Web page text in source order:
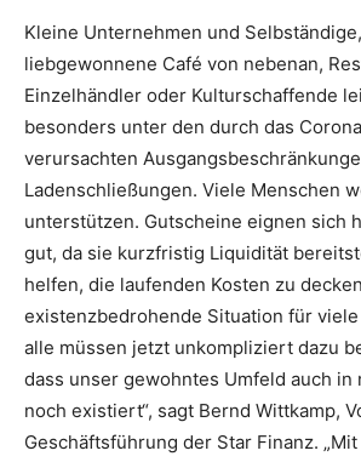
Kleine Unternehmen und
liebgewonnene Café von nebenan,
Einzelhändler oder Kulturschaffende
besonders unter den durch das
verursachten
Ladenschließungen. Viele Menschen
unterstützen. Gutscheine eignen sich
gut, da sie kurzfristig Liquidität
helfen, die laufenden Kosten zu
existenzbedrohende Situation für
alle müssen jetzt unkompliziert dazu
dass unser gewohntes Umfeld auch in
noch existiert“, sagt Bernd Wittkamp,
Geschäftsführung der Star Finanz.